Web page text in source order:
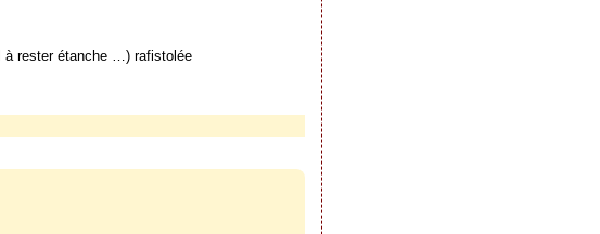
à rester étanche …) rafistolée